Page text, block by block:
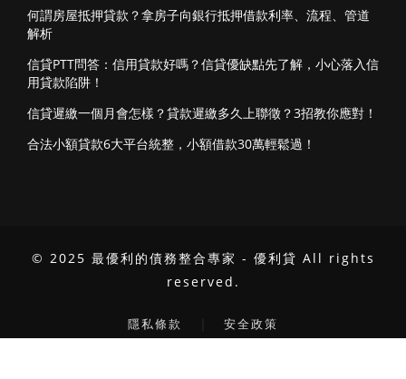
何謂房屋抵押貸款？拿房子向銀行抵押借款利率、流程、管道
解析
信貸PTT問答：信用貸款好嗎？信貸優缺點先了解，小心落入信
用貸款陷阱！
信貸遲繳一個月會怎樣？貸款遲繳多久上聯徵？3招教你應對！
合法小額貸款6大平台統整，小額借款30萬輕鬆過！
© 2025 最優利的債務整合專家 - 優利貸 All rights
reserved.
隱私條款 安全政策